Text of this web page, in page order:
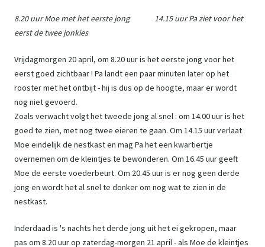
8.20 uur Moe met het eerste jong 14.15 uur Pa ziet voor het
eerst de twee jonkies
Vrijdagmorgen 20 april, om 8.20 uur is het eerste jong voor het
eerst goed zichtbaar ! Pa landt een paar minuten later op het
rooster met het ontbijt - hij is dus op de hoogte, maar er wordt
nog niet gevoerd.
Zoals verwacht volgt het tweede jong al snel : om 14.00 uur is het
goed te zien, met nog twee eieren te gaan. Om 14.15 uur verlaat
Moe eindelijk de nestkast en mag Pa het een kwartiertje
overnemen om de kleintjes te bewonderen. Om 16.45 uur geeft
Moe de eerste voederbeurt. Om 20.45 uur is er nog geen derde
jong en wordt het al snel te donker om nog wat te zien in de
nestkast.
Inderdaad is 's nachts het derde jong uit het ei gekropen, maar
pas om 8.20 uur op zaterdag-morgen 21 april - als Moe de kleintjes